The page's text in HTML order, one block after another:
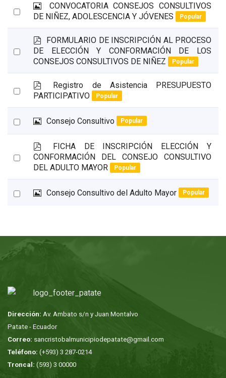
item
e
n
Select
m
g
e
CONVOCATORIA CONSEJOS CONSULTIVOS
DE NIÑEZ, ADOLESCENCIA Y JÓVENES
Popular
Select
p
d
f
FORMULARIO DE INSCRIPCIÓN AL PROCESO
DE ELECCIÓN Y CONFORMACIÓN DE LOS
CONSEJOS CONSULTIVOS DE NIÑEZ
Popular
Select
item
p
d
Registro de Asistencia PRESUPUESTO
PARTICIPATIVO
Popular
Select
an
e
n
Consejo Consultivo Popular
Select
p
d
f
FICHA DE INSCRIPCIÓN ELECCIÓN Y
CONFORMACIÓN DEL CONSEJO CONSULTIVO
DEL ADULTO MAYOR
Popular
Select
n
Consejo Consultivo del Adulto Mayor Popular
Dirección: Av. Ambato s/n y Juan Montalvo
Patate - Ecuador
Correo: sancristobalmunicipiodepatate@gmail.com
Teléfono: (+593) 3 287-0214
Troncal: (593) 3 00000